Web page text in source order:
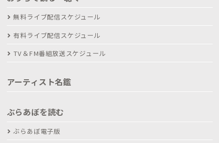
無料ライブ配信スケジュール
有料ライブ配信スケジュール
TV＆FM番組放送スケジュール
アーティスト名鑑
ぶらあぼを読む
ぶらあぼ電子版